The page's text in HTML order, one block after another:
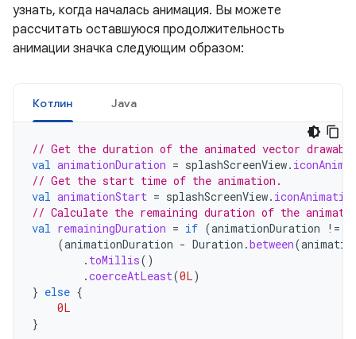
узнать, когда началась анимация. Вы можете
рассчитать оставшуюся продолжительность
анимации значка следующим образом:
Котлин Java
// Get the duration of the animated vector
val animationDuration = splashScreenView.
// Get the start time of the animation.
val animationStart = splashScreenView.
// Calculate the remaining duration of the
val remainingDuration = if (animationDuration !=
(animationDuration - Duration .between(
. toMillis()
.coerceAtLeast(0L)
} else {
0L
}